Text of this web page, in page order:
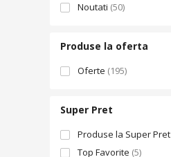
Noutati (50)
Produse la oferta
Oferte (195)
Super Pret
Produse la Super Pret
Top Favorite (5)